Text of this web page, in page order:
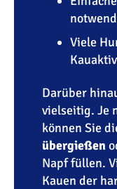
Viele
Darüber
vielseitig. Je
können Sie
übergießen
Napf füllen.
Kauen der